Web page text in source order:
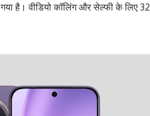
है। वीडियो कॉलिंग और सेल्फी के लिए